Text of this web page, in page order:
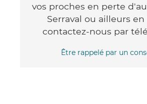
vos proches en perte
Serraval ou ailleurs en
contactez-nous par
Être rappelé par un